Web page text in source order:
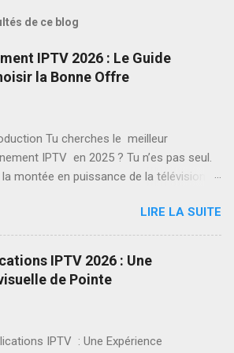
de ce blog
IPTV 2026 : Le Guide
la Bonne Offre
Tu cherches le meilleur
IPTV en 2025 ? Tu n’es pas seul.
montée en puissance de la télévision
le câble traditionnel pour se
vers l’IPTV. Mais attention : tous les
ne se valent pas. Dans ce guide
je vais t’aider à comprendre ce qu’est
pour choisir ton abonnement, et
aujourd’hui. Qu’est-ce que l’IPTV ?
LIRE LA SUITE
IPTV 2026 : Une
de Pointe
IPTV : Une Expérience